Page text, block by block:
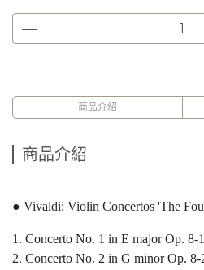
商品介紹
商品介紹
● Vivaldi: Violin Concertos 'The
1. Concerto No. 1 in E major Op. 8-
2. Concerto No. 2 in G minor Op. 8-